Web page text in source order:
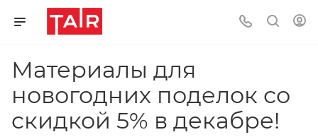
Материалы для
новогодних поделок со
скидкой 5% в декабре!